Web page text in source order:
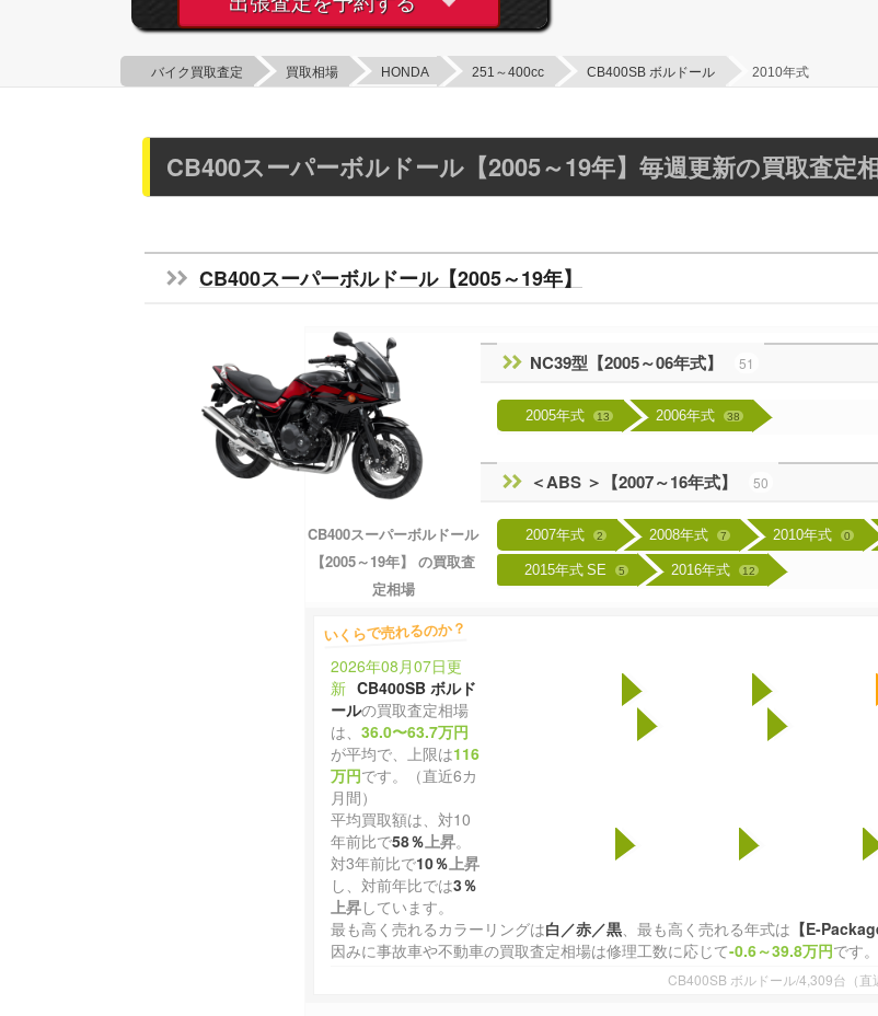
バイク買取査定 買取相場 HONDA 251～400cc CB400SB ボルドール 2010年式
CB400スーパーボルドール【2005～19年】毎週更新の買取査定
CB400スーパーボルドール【2005～19年】
NC39型【2005～06年式】 51
2005年式 13 2006年式 38
＜ABS ＞【2007～16年式】 50
2007年式 2 2008年式 7 2010年式 0
2015年式 SE 5 2016年式 12
CB400スーパーボルドール
【2005～19年】 の買取査
定相場
いくらで売れるのか？
2026年08月07日更
新 CB400SB ボルド
ールの買取査定相場
は、36.0〜63.7万円
が平均で、上限は116
万円です。（直近6カ
月間）
平均買取額は、対10
年前比で58％上昇。
対3年前比で10％上昇
し、対前年比では3％
上昇しています。
最も高く売れるカラーリングは白／赤／黒、最も高く売れる年式は 【E-
因みに事故車や不動車の買取査定相場は修理工数に応じて-0.6～39.8万円です。
CB400SB ボルドール/4,309台（